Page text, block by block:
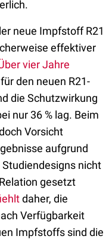
neue Impfstoff R21
effektiver
vier Jahre
den neuen R21-
die Schutzwirkung
nur 36 % lag. Beim
Vorsicht
aufgrund
nicht
gesetzt
daher, die
Verfügbarkeit
Impfstoffs sind die